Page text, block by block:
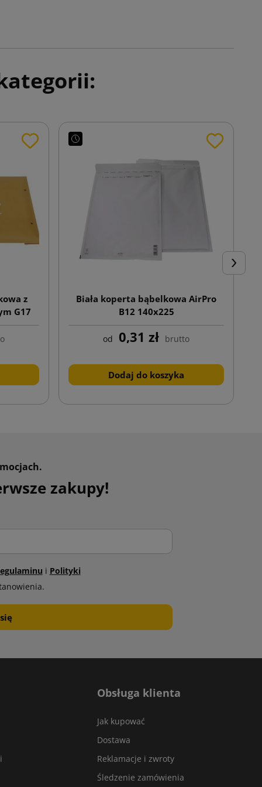
z
G17
Biała koperta bąbelkowa AirPro
B12 140x225
od 0,31 zł brutto
Dodaj do koszyka
zakupy!
i Polityki
Obsługa klienta
Jak kupować
Dostawa
Reklamacje i zwroty
Śledzenie zamówienia